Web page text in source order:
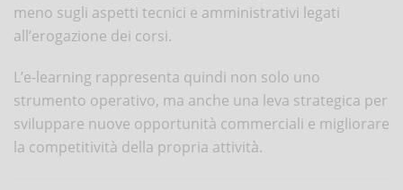
meno sugli aspetti tecnici e amministrativi legati
all’erogazione dei corsi.
L’e-learning rappresenta quindi non solo uno
strumento operativo, ma anche una leva strategica per
sviluppare nuove opportunità commerciali e migliorare
la competitività della propria attività.